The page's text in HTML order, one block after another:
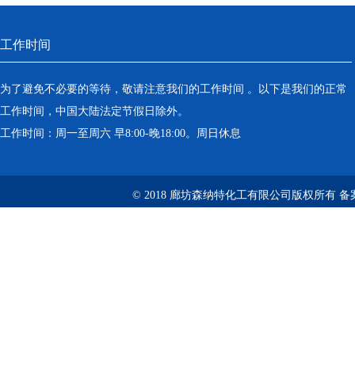
工作时间
为了避免不必要的等待，敬请注意我们的工作时间 。以下是我们的正常
工作时间，中国大陆法定节假日除外。
工作时间：周一至周六 早8:00-晚18:00。周日休息
© 2018 廊坊森纳特化工有限公司版权所有 备